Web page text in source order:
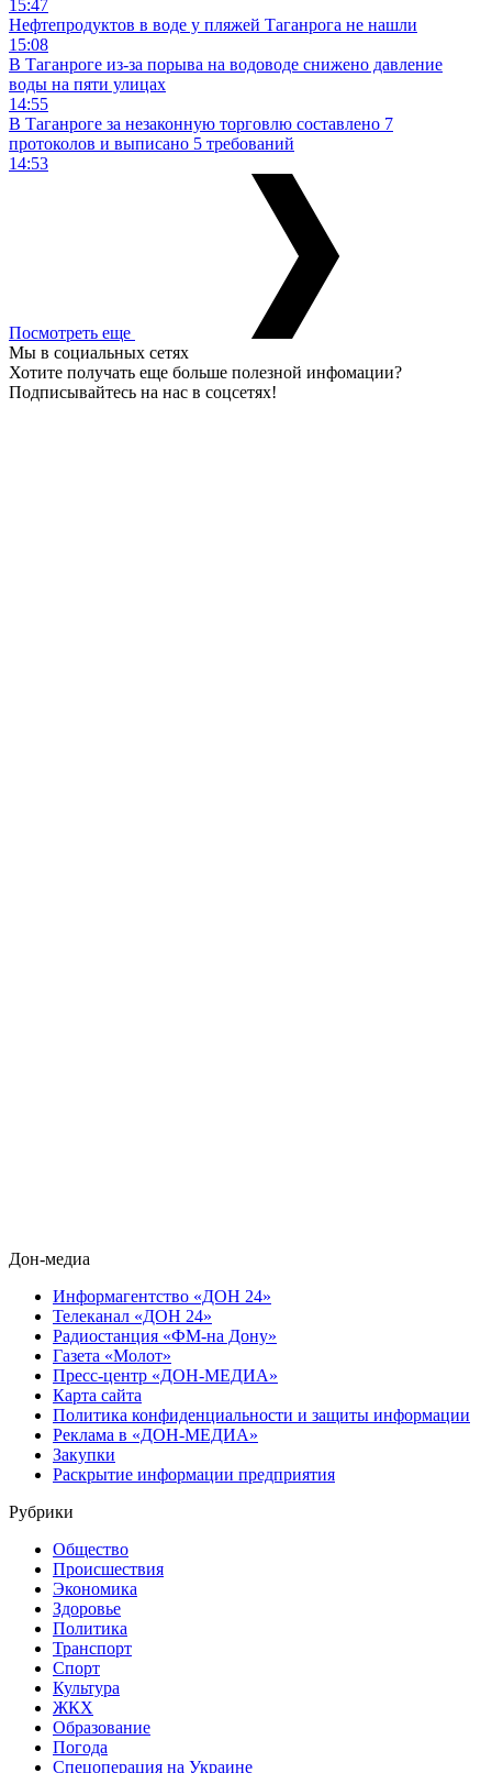
15:47
Нефтепродуктов в воде у пляжей Таганрога не нашли
15:08
В Таганроге из-за порыва на водоводе снижено давление
воды на пяти улицах
14:55
В Таганроге за незаконную торговлю составлено 7
протоколов и выписано 5 требований
14:53
Посмотреть еще
Мы в социальных сетях
Хотите получать еще больше полезной инфомации?
Подписывайтесь на нас в соцсетях!
Дон-медиа
Информагентство «ДОН 24»
Телеканал «ДОН 24»
Радиостанция «ФМ-на Дону»
Газета «Молот»
Пресс-центр «ДОН-МЕДИА»
Карта сайта
Политика конфиденциальности и защиты информации
Реклама в «ДОН-МЕДИА»
Закупки
Раскрытие информации предприятия
Рубрики
Общество
Происшествия
Экономика
Здоровье
Политика
Транспорт
Спорт
Культура
ЖКХ
Образование
Погода
Спецоперация на Украине